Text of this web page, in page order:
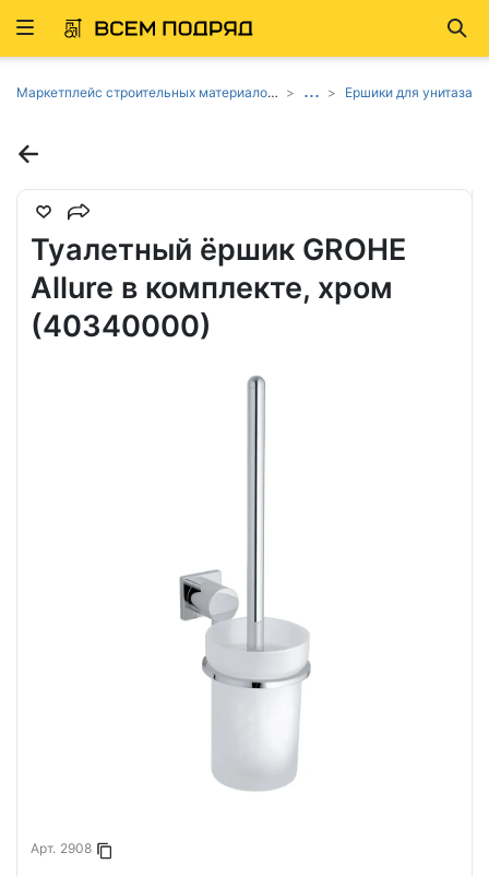
Развернуть
Маркетплейс строительных материалов и товаров ... Ершики для унитаза
Туалетный ёршик GROHE
Allure в комплекте, хром
(40340000)
Арт. 2908
Копировать в буфер